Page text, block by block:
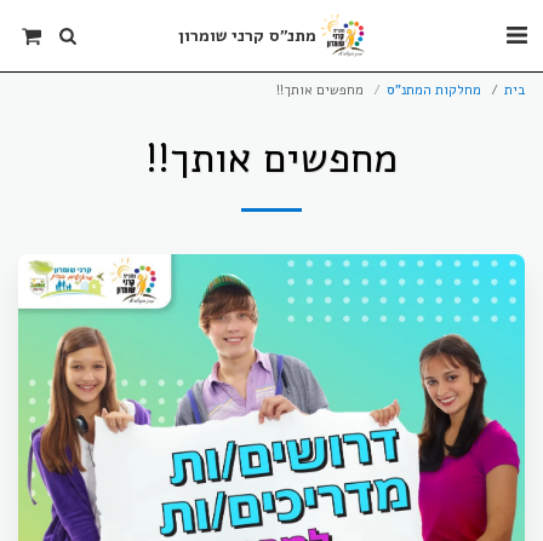
מתנ"ס קרני שומרון
בית מחלקות המתנ"ס מחפשים אותך!!
מחפשים אותך!!